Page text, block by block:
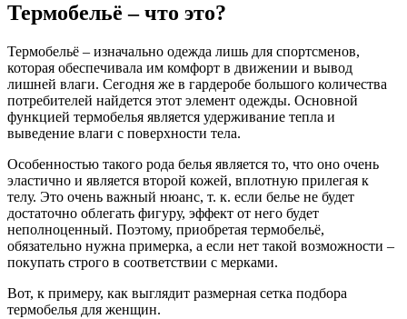
Термобельё – что это?
Термобельё – изначально одежда лишь для спортсменов,
которая обеспечивала им комфорт в движении и вывод
лишней влаги. Сегодня же в гардеробе большого количества
потребителей найдется этот элемент одежды. Основной
функцией термобелья является удерживание тепла и
выведение влаги с поверхности тела.
Особенностью такого рода белья является то, что оно очень
эластично и является второй кожей, вплотную прилегая к
телу. Это очень важный нюанс, т. к. если белье не будет
достаточно облегать фигуру, эффект от него будет
неполноценный. Поэтому, приобретая термобельё,
обязательно нужна примерка, а если нет такой возможности –
покупать строго в соответствии с мерками.
Вот, к примеру, как выглядит размерная сетка подбора
термобелья для женщин.